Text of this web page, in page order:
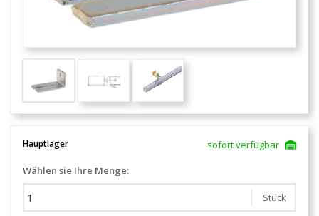
Hauptlager
sofort verfügbar
Wählen sie Ihre Menge:
Stück